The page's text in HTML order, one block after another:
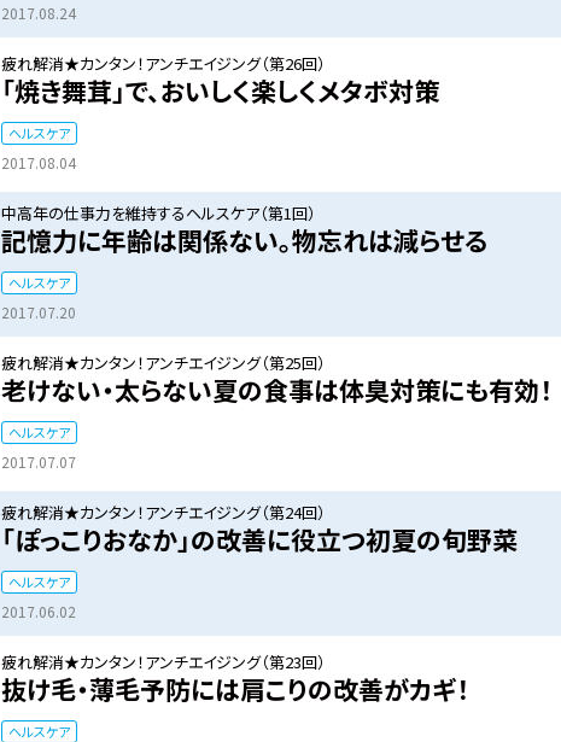
2017.08.24
疲れ解消★カンタン！アンチエイジング（第26回）
「焼き舞茸」で、おいしく楽しくメタボ対策
ヘルスケア
2017.08.04
中高年の仕事力を維持するヘルスケア（第1回）
記憶力に年齢は関係ない。物忘れは減らせる
ヘルスケア
2017.07.20
疲れ解消★カンタン！アンチエイジング（第25回）
老けない・太らない夏の食事は体臭対策にも有効！
ヘルスケア
2017.07.07
疲れ解消★カンタン！アンチエイジング（第24回）
「ぽっこりおなか」の改善に役立つ初夏の旬野菜
ヘルスケア
2017.06.02
疲れ解消★カンタン！アンチエイジング（第23回）
抜け毛・薄毛予防には肩こりの改善がカギ！
ヘルスケア